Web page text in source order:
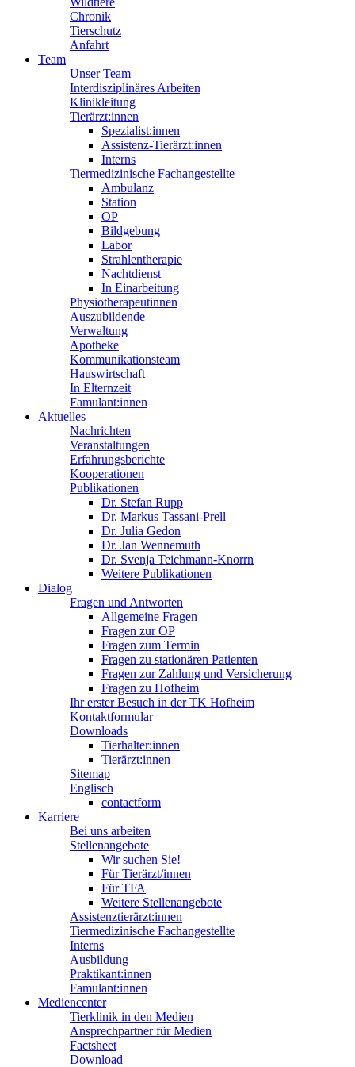
Chronik
Tierschutz
Anfahrt
Team
Unser Team
Interdisziplinäres Arbeiten
Klinikleitung
Tierärzt:innen
Spezialist:innen
Assistenz-Tierärzt:innen
Interns
Tiermedizinische Fachangestellte
Ambulanz
Station
OP
Bildgebung
Labor
Strahlentherapie
Nachtdienst
In Einarbeitung
Physiotherapeutinnen
Auszubildende
Verwaltung
Apotheke
Kommunikationsteam
Hauswirtschaft
In Elternzeit
Famulant:innen
Aktuelles
Nachrichten
Veranstaltungen
Erfahrungsberichte
Kooperationen
Publikationen
Dr. Stefan Rupp
Dr. Markus Tassani-Prell
Dr. Julia Gedon
Dr. Jan Wennemuth
Dr. Svenja Teichmann-Knorrn
Weitere Publikationen
Dialog
Fragen und Antworten
Allgemeine Fragen
Fragen zur OP
Fragen zum Termin
Fragen zu stationären Patienten
Fragen zur Zahlung und Versicherung
Fragen zu Hofheim
Ihr erster Besuch in der TK Hofheim
Kontaktformular
Downloads
Tierhalter:innen
Tierärzt:innen
Sitemap
Englisch
contactform
Karriere
Bei uns arbeiten
Stellenangebote
Wir suchen Sie!
Für Tierärzt/innen
Für TFA
Weitere Stellenangebote
Assistenztierärzt:innen
Tiermedizinische Fachangestellte
Interns
Ausbildung
Praktikant:innen
Famulant:innen
Mediencenter
Tierklinik in den Medien
Ansprechpartner für Medien
Factsheet
Download